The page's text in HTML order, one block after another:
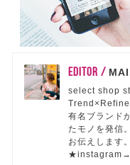
EDITOR /
select shop
有名ブランド
たモノを発信
お伝えします。